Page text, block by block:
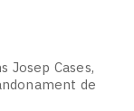
Josep Cases,
de